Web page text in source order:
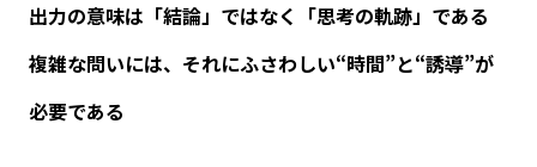
出力の意味は「結論」ではなく「思考の軌跡」である
複雑な問いには、それにふさわしい“時間”と“誘導”が
必要である